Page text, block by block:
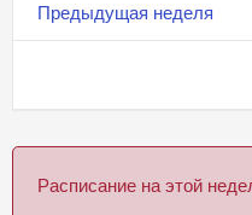
Предыдущая неделя
Расписание на этой